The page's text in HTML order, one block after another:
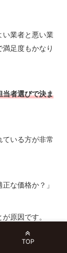
い業者と悪い業
足度もかなり
当者選びで決ま
いる方が非常
な価格か？」
原因です。
TOP